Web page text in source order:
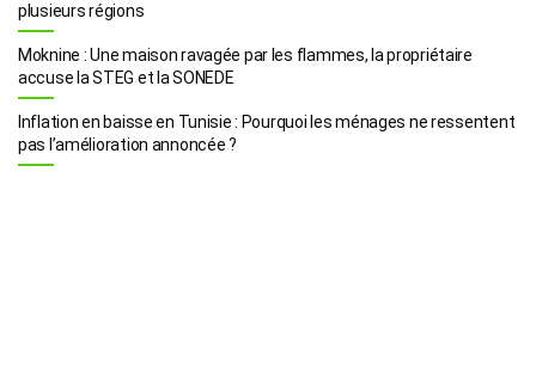
plusieurs régions
Moknine : Une maison ravagée par les flammes, la propriétaire
accuse la STEG et la SONEDE
Inflation en baisse en Tunisie : Pourquoi les ménages ne ressentent
pas l’amélioration annoncée ?